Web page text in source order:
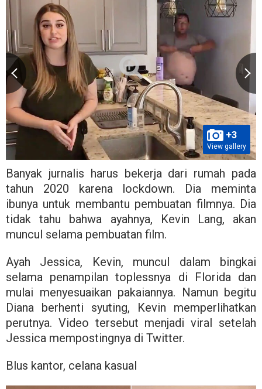
+3
View gallery
Banyak jurnalis harus bekerja dari rumah pada
tahun 2020 karena lockdown. Dia meminta
ibunya untuk membantu pembuatan filmnya. Dia
tidak tahu bahwa ayahnya, Kevin Lang, akan
muncul selama pembuatan film.
Ayah Jessica, Kevin, muncul dalam bingkai
selama penampilan toplessnya di Florida dan
mulai menyesuaikan pakaiannya. Namun begitu
Diana berhenti syuting, Kevin memperlihatkan
perutnya. Video tersebut menjadi viral setelah
Jessica mempostingnya di Twitter.
Blus kantor, celana kasual